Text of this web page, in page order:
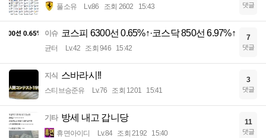
풀소유 Lv.86 조회 2602 15:43 댓글
이슈 코스피 6300선 0.65%↑·코스닥 850선 6.97%↑
균터 Lv.42 조회 946 15:42
7
댓글
지식 스바라시!!
스티브승준유 Lv.76 조회 1201 15:41
3
댓글
기타 방세 내고 갑니당
휴면아이디 Lv.84 조회 2192 15:40
11
댓글